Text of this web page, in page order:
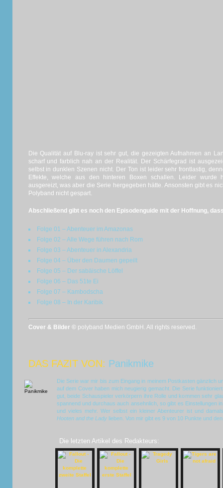
Die Qualität auf Blu-ray ist sehr gut, die gezeigten Aufnahmen an
scharf und farblich nah an der Realität. Der Schärfegrad ist
selbst in dunklen Szenen nicht. Der Ton ist leider sehr frontlastig,
Effekte, welche aus den hinteren Boxen schallen. Leider wurde
ausgereizt, was aber die Serie hergegeben hätte. Ansonsten gibt es
Polyband nicht gespart.
Abschließend gibt es noch den Episodenguide mit der Hoffnung,
Folge 01 – Abenteuer im Amazonas
Folge 02 – Alle Wege führen nach Rom
Folge 03 – Abenteuer in Alexandria
Folge 04 – Über den Daumen gepeilt
Folge 05 – Der sabäische Löffel
Folge 06 – Das 51te Ei
Folge 07 – Kambodscha
Folge 08 – In der Karibik
Cover & Bilder © polyband Medien GmbH. All rights reserved.
DAS FAZIT VON: Panikmike
Die Serie war mir bis zum Eingang in meinem Postkasten gänzlich
auf dem Cover haben mich neugierig gemacht. Die Serie
gut, beide Schauspieler verkörpern ihre Rolle und kommen sehr
spannend und durchaus auch ansehnlich, so gibt es Einstellungen
und vieles mehr. Wer selbst ein kleiner Abenteurer ist und
Hooten and the Ladylieben. Von mir gibt es 9 von 10 Punkte und
Die letzten Artikel des Redakteurs: